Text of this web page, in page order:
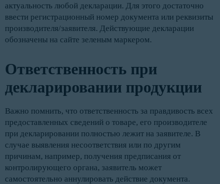
актуальность любой декларации. Для этого достаточно
ввести регистрационный номер документа или реквизиты
производителя/заявителя. Действующие декларации
обозначены на сайте зеленым маркером.
Ответственность при
декларировании продукции
Важно помнить, что ответственность за правдивость всех
предоставленных сведений о товаре, его производителе
при декларировании полностью лежит на заявителе. В
случае выявления несоответствия или по другим
причинам, например, получения предписания от
контролирующего органа, заявитель может
самостоятельно аннулировать действие документа.